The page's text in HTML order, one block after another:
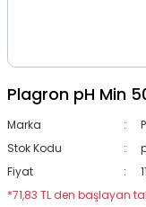
Plagron pH Min
Marka
Stok Kodu
Fiyat
*71,83 TL den başlayan